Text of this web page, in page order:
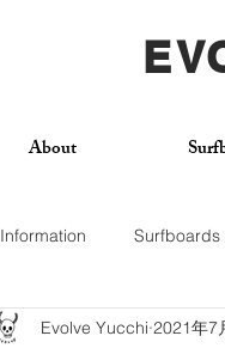
About
Information Surfboards
Photos Surf Trip
Evolve Yucchi 2021年7